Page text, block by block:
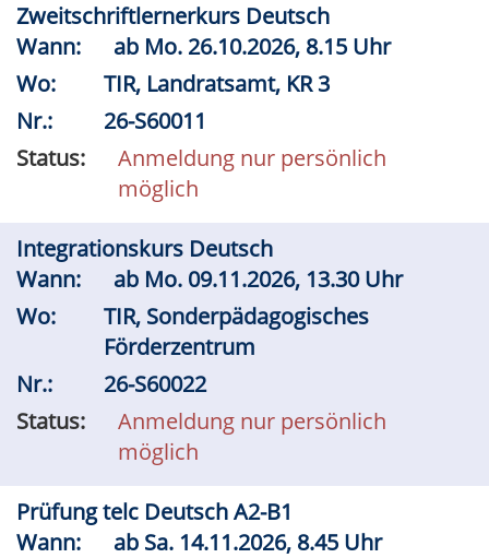
Zweitschriftlernerkurs Deutsch
Wann:
ab Mo. 26.10.2026, 8.15 Uhr
Wo:
TIR, Landratsamt, KR 3
Nr.:
26-S60011
Status:
Anmeldung nur persönlich
möglich
Integrationskurs Deutsch
Wann:
ab Mo. 09.11.2026, 13.30 Uhr
Wo:
TIR, Sonderpädagogisches
Förderzentrum
Nr.:
26-S60022
Status:
Anmeldung nur persönlich
möglich
Prüfung telc Deutsch A2-B1
Wann:
ab Sa. 14.11.2026, 8.45 Uhr